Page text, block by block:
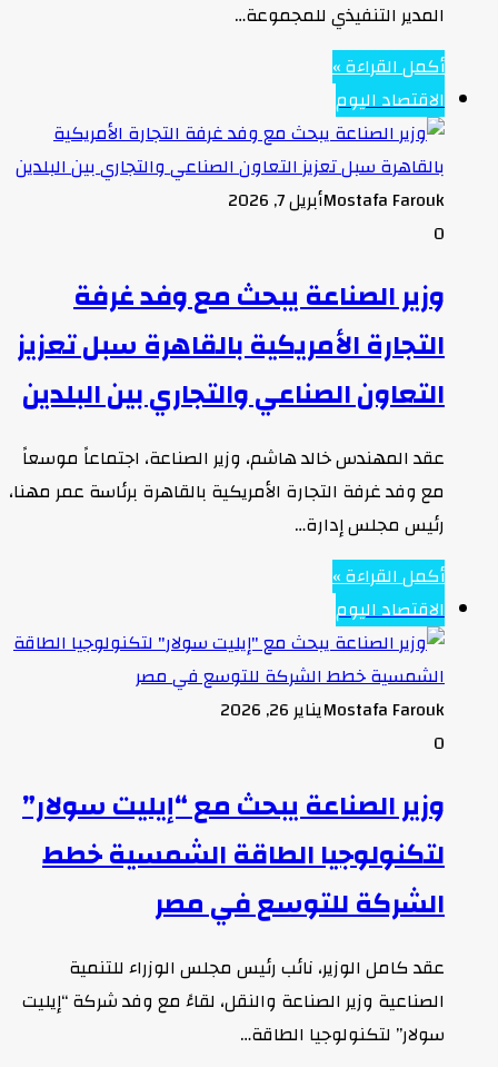
المدير التنفيذي للمجموعة…
أكمل القراءة »
الاقتصاد اليوم
Mostafa Faroukأبريل 7, 2026
0
وزير الصناعة يبحث مع وفد غرفة
التجارة الأمريكية بالقاهرة سبل تعزيز
التعاون الصناعي والتجاري بين البلدين
عقد المهندس خالد هاشم، وزير الصناعة، اجتماعاً موسعاً
مع وفد غرفة التجارة الأمريكية بالقاهرة برئاسة عمر مهنا،
رئيس مجلس إدارة…
أكمل القراءة »
الاقتصاد اليوم
Mostafa Faroukيناير 26, 2026
0
وزير الصناعة يبحث مع “إيليت سولار”
لتكنولوجيا الطاقة الشمسية خطط
الشركة للتوسع في مصر
عقد كامل الوزير، نائب رئيس مجلس الوزراء للتنمية
الصناعية وزير الصناعة والنقل، لقاءً مع وفد شركة “إيليت
سولار” لتكنولوجيا الطاقة…